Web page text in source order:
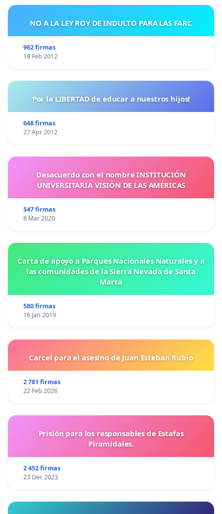
NO A LA LEY ROY DE INDULTO PARA LAS FARC
962 firmas
18 Feb 2012
Por la LIBERTAD de educar a nuestros hijos!
648 firmas
27 Apr 2012
Desacuerdo con el nombre INSTITUCIÓN
UNIVERSITARIA VISIÓN DE LAS AMÉRICAS
547 firmas
8 Mar 2020
Carta de apoyo a Parques Nacionales Naturales y a
las comunidades de la Sierra Nevada de Santa
Marta
580 firmas
16 Jan 2019
Carcel para el asesino de Juan Esteban Rubio
2 781 firmas
22 Feb 2026
Prisión para los responsables de Estafas
Piramidales.
2 452 firmas
23 Dec 2023